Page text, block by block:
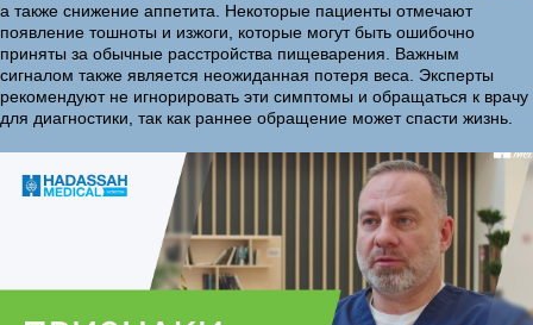
а также снижение аппетита. Некоторые пациенты отмечают
появление тошноты и изжоги, которые могут быть ошибочно
приняты за обычные расстройства пищеварения. Важным
сигналом также является неожиданная потеря веса. Эксперты
рекомендуют не игнорировать эти симптомы и обращаться к врачу
для диагностики, так как раннее обращение может спасти жизнь.